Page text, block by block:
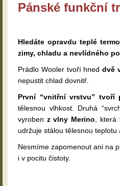
Pánské funkční
Hledáte opravdu teplé
zimy, chladu a nevlídného
Prádlo Wooler tvoří hneddvě
nepustit chlad dovnitř.
První “vnitřní vrstvu” tvoří
tělesnou vlhkost. Druhá
vyroben z vlny Merino ,
udržuje stálou tělesnou
Nesmíme zapomenout ani na
i v pocitu čistoty.